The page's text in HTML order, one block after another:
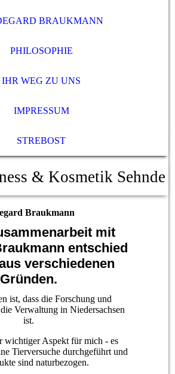
BRAUKMANN
PHILOSOPHIE
IHR WEG ZU UNS
IMPRESSUM
STREBOST
& Kosmetik Sehnde
Braukmann
mit
entschied
verschiedenen
Gründen.
ist, dass die Forschung und
Verwaltung in Niedersachsen
ist.
wichtiger Aspekt für mich - es
Tierversuche durchgeführt und
sind naturbezogen.